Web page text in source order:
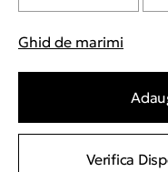
Ghid de marimi
Verifica